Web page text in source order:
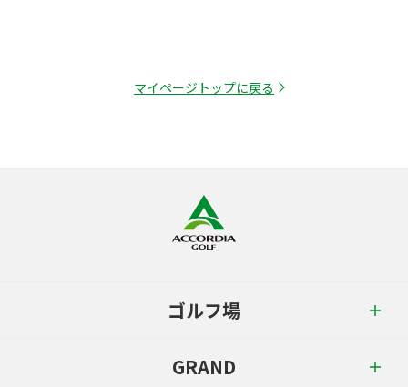
マイページトップに戻る
ゴルフ場
GRAND